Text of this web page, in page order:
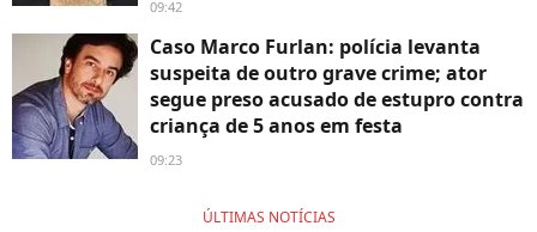
09:42
Caso Marco Furlan: polícia levanta
suspeita de outro grave crime; ator
segue preso acusado de estupro contra
criança de 5 anos em festa
09:23
ÚLTIMAS NOTÍCIAS